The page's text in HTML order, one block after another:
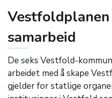
Vestfoldplanen
samarbeid
De seks Vestfold-
arbeidet med å skape
gjelder for statlige